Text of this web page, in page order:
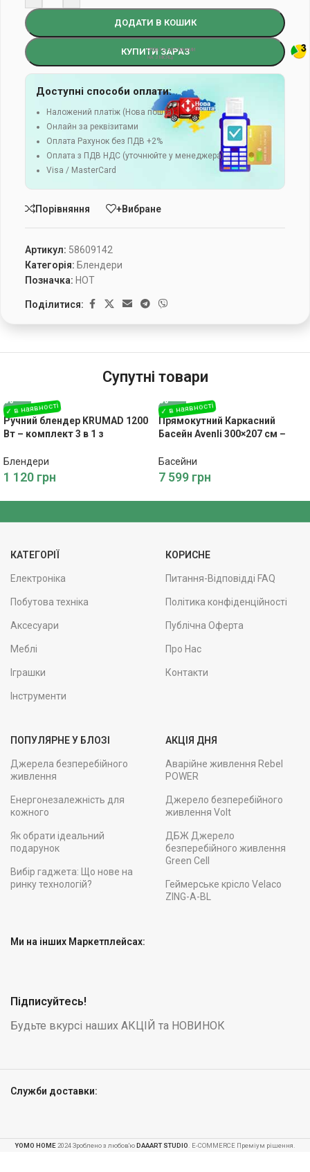
ДОДАТИ В КОШИК
КУПИТИ ЗАРАЗ
Доступні способи оплати:
Наложений платіж (Нова пошта)
Онлайн за реквізитами
Оплата Рахунок без ПДВ +2%
Оплата з ПДВ НДС (уточнюйте у менеджера)
Visa / MasterCard
Порівняння +Вибране
Артикул: 58609142
Категорія: Блендери
Позначка: HOT
Поділитися:
Супутні товари
Ручний блендер KRUMAD 1200
Вт – комплект 3 в 1 з
подрібнювачем KMD152
Блендери
1 120 грн
Прямокутний Каркасний
Басейн Avenli 300×207 см –
Басейни
7 599 грн
КАТЕГОРІЇ
Електроніка
Побутова техніка
Аксесуари
Меблі
Іграшки
Інструменти
КОРИСНЕ
Питання-Відповідді FAQ
Політика конфіденційності
Публічна Оферта
Про Нас
Контакти
ПОПУЛЯРНЕ У БЛОЗІ
Джерела безперебійного
живлення
Енергонезалежність для
кожного
Як обрати ідеальний
подарунок
Вибір гаджета: Що нове на
ринку технологій?
АКЦІЯ ДНЯ
Аварійне живлення Rebel
POWER
Джерело безперебійного
живлення Volt
ДБЖ Джерело
безперебійного живлення
Green Cell
Геймерське крісло Velaco
ZING-A-BL
Ми на інших Маркетплейсах:
Підписуйтесь!
Будьте вкурсі наших АКЦІЙ та НОВИНОК
Служби доставки:
YOMO HOME 2024 Зроблено з любов'юDAAART STUDIO . E-COMMERCE Преміум рішення.